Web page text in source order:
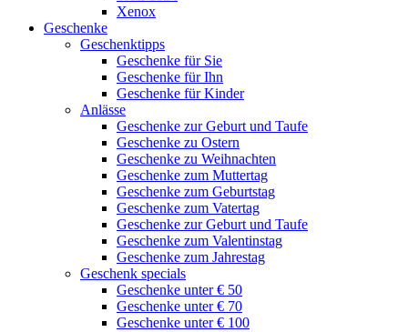
Xenox
Geschenke
Geschenktipps
Geschenke für Sie
Geschenke für Ihn
Geschenke für Kinder
Anlässe
Geschenke zur Geburt und Taufe
Geschenke zu Ostern
Geschenke zu Weihnachten
Geschenke zum Muttertag
Geschenke zum Geburtstag
Geschenke zum Vatertag
Geschenke zur Geburt und Taufe
Geschenke zum Valentinstag
Geschenke zum Jahrestag
Geschenk specials
Geschenke unter € 50
Geschenke unter € 70
Geschenke unter € 100